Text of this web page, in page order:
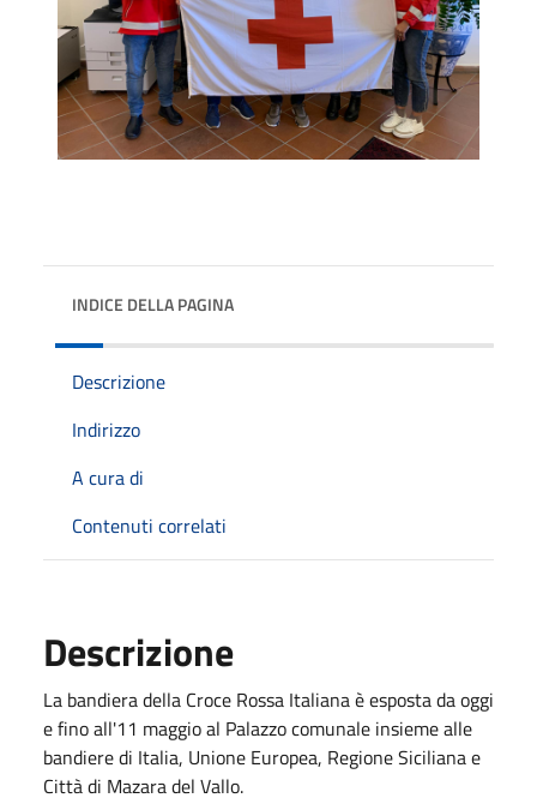
INDICE DELLA PAGINA
Descrizione
Indirizzo
A cura di
Contenuti correlati
Descrizione
La bandiera della Croce Rossa Italiana è esposta da oggi
e fino all'11 maggio al Palazzo comunale insieme alle
bandiere di Italia, Unione Europea, Regione Siciliana e
Città di Mazara del Vallo.